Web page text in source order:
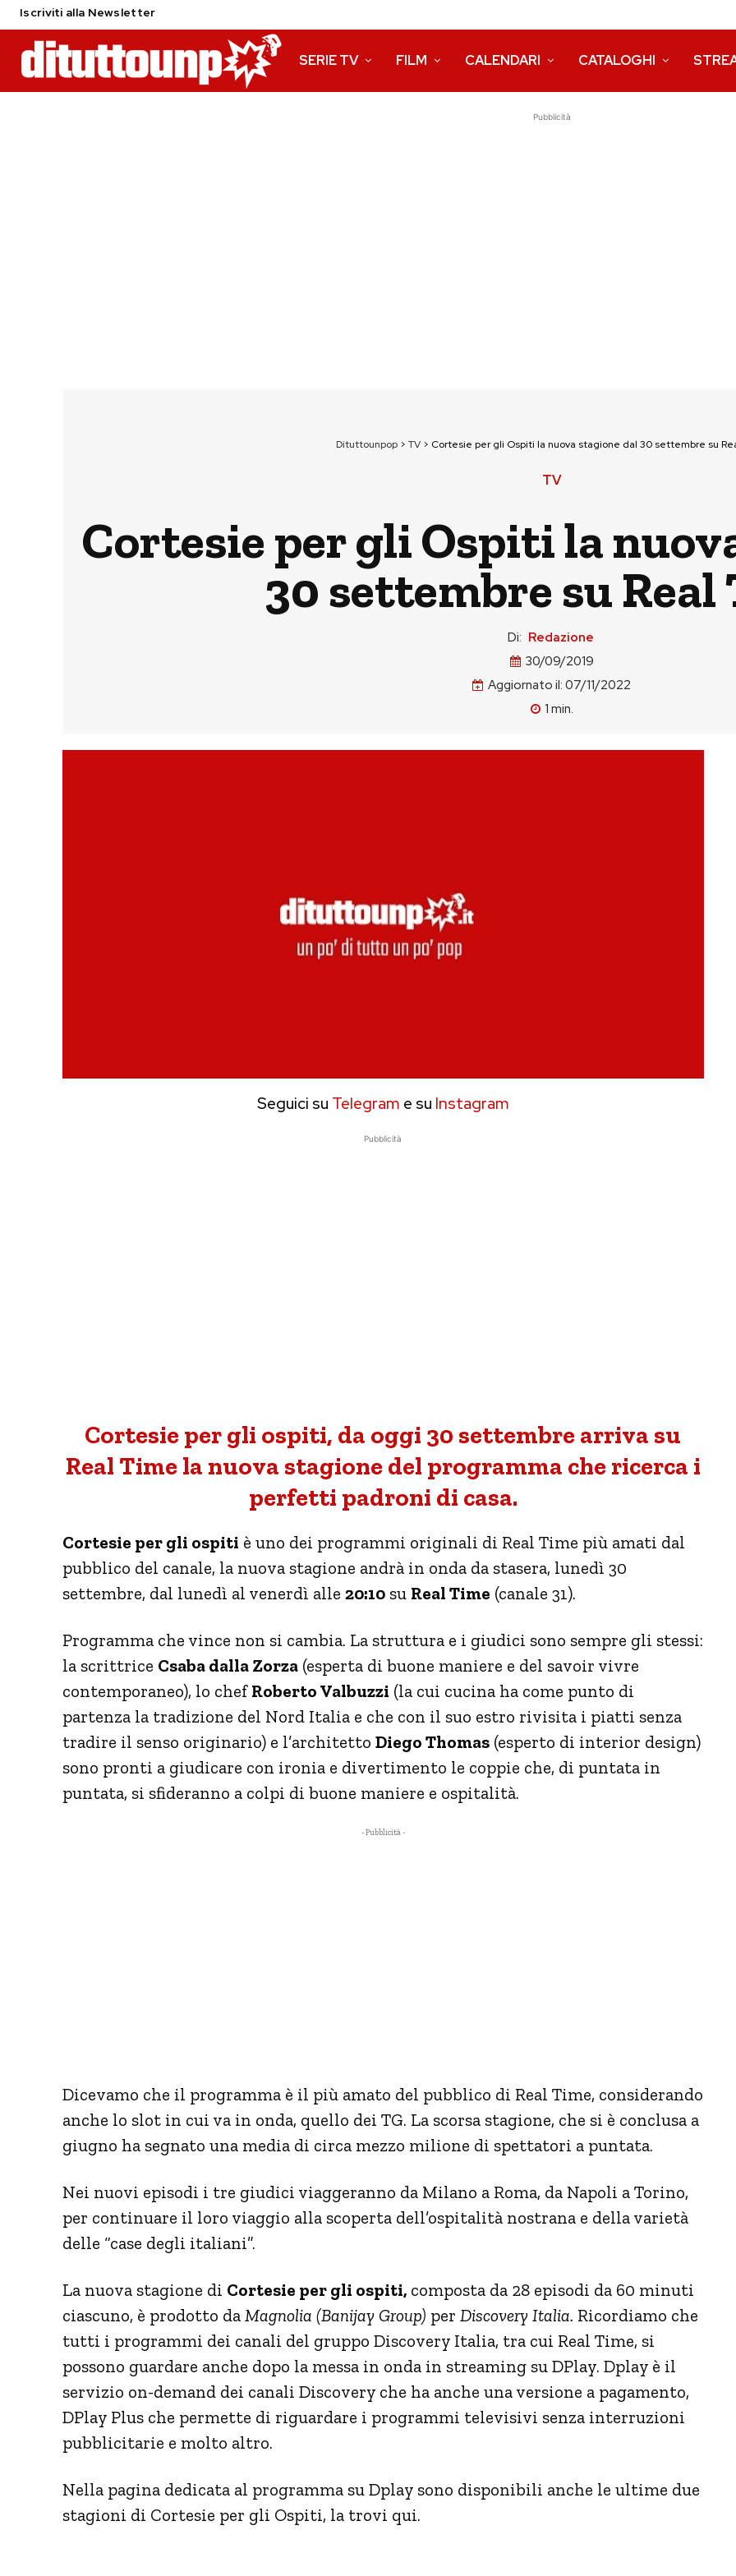
Iscriviti alla Newsletter
SERIE TV FILM CALENDARI CATALOGHI
Pubblicità
Dituttounpop> TV> Cortesie per gli Ospiti la nuova stagione dal 30 settembre su
TV
Cortesie per gli Ospiti la
30 settembre su Real
Di: Redazione
30/09/2019
Aggiornato il: 07/11/2022
1 min.
Seguici su Telegram e su Instagram
Pubblicità
Cortesie per gli ospiti, da oggi 30 settembre arriva su
Real Time la nuova stagione del programma che ricerca i
perfetti padroni di casa.
Cortesie per gli ospiti è uno dei programmi originali di Real Time più amati dal
pubblico del canale, la nuova stagione andrà in onda da stasera, lunedì 30
settembre, dal lunedì al venerdì alle 20:10 su Real Time (canale 31).
Programma che vince non si cambia. La struttura e i giudici sono sempre gli stessi:
la scrittrice Csaba dalla Zorza (esperta di buone maniere e del savoir vivre
contemporaneo), lo chef Roberto Valbuzzi (la cui cucina ha come punto di
partenza la tradizione del Nord Italia e che con il suo estro rivisita i piatti senza
tradire il senso originario) e l’architetto Diego Thomas (esperto di interior design)
sono pronti a giudicare con ironia e divertimento le coppie che, di puntata in
puntata, si sfideranno a colpi di buone maniere e ospitalità.
- Pubblicità -
Dicevamo che il programma è il più amato del pubblico di Real Time, considerando
anche lo slot in cui va in onda, quello dei TG. La scorsa stagione, che si è conclusa a
giugno ha segnato una media di circa mezzo milione di spettatori a puntata.
Nei nuovi episodi i tre giudici viaggeranno da Milano a Roma, da Napoli a Torino,
per continuare il loro viaggio alla scoperta dell’ospitalità nostrana e della varietà
delle “case degli italiani”.
La nuova stagione di Cortesie per gli ospiti, composta da 28 episodi da 60 minuti
ciascuno, è prodotto da Magnolia (Banijay Group) per Discovery Italia. Ricordiamo che
tutti i programmi dei canali del gruppo Discovery Italia, tra cui Real Time, si
possono guardare anche dopo la messa in onda in streaming su DPlay. Dplay è il
servizio on-demand dei canali Discovery che ha anche una versione a pagamento,
DPlay Plus che permette di riguardare i programmi televisivi senza interruzioni
pubblicitarie e molto altro.
Nella pagina dedicata al programma su Dplay sono disponibili anche le ultime due
stagioni di Cortesie per gli Ospiti, la trovi qui.